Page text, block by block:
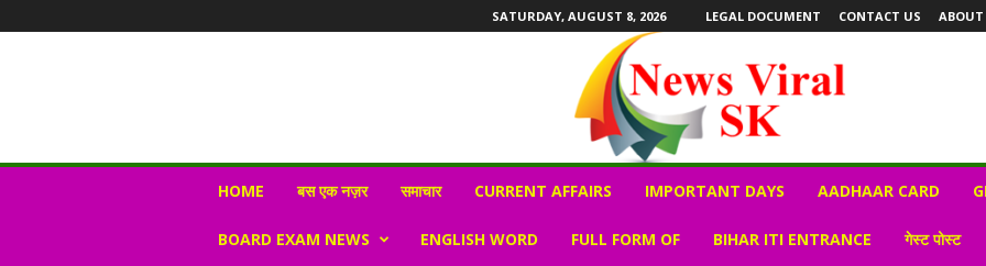
SATURDAY, AUGUST 8, 2026 LEGAL DOCUMENT CONTACT US ABOUT
HOME बस एक नज़र समाचार CURRENT AFFAIRS IMPORTANT DAYS AADHAAR CARD
BOARD EXAM NEWS ENGLISH WORD FULL FORM OF BIHAR ITI ENTRANCE गेस्ट पोस्ट